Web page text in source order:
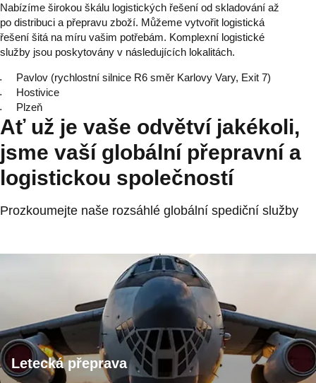
Nabízíme širokou škálu logistických řešení od skladování až
po distribuci a přepravu zboží. Můžeme vytvořit logistická
řešení šitá na míru vašim potřebám. Komplexní logistické
služby jsou poskytovány v následujících lokalitách.
Pavlov (rychlostní silnice R6 směr Karlovy Vary, Exit 7)
Hostivice
Plzeň
Ať už je vaše odvětví jakékoli,
jsme vaší globální přepravní a
logistickou společností
Prozkoumejte naše rozsáhlé globální spediční služby
Letecká přeprava